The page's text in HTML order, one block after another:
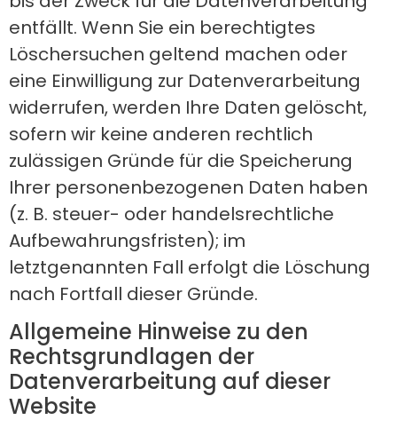
entfällt. Wenn Sie ein berechtigtes
Löschersuchen geltend machen oder
eine Einwilligung zur Datenverarbeitung
widerrufen, werden Ihre Daten gelöscht,
sofern wir keine anderen rechtlich
zulässigen Gründe für die Speicherung
Ihrer personenbezogenen Daten haben
(z. B. steuer- oder handelsrechtliche
Aufbewahrungsfristen); im
letztgenannten Fall erfolgt die Löschung
nach Fortfall dieser Gründe.
Allgemeine Hinweise zu den
Rechtsgrundlagen der
Datenverarbeitung auf dieser
Website